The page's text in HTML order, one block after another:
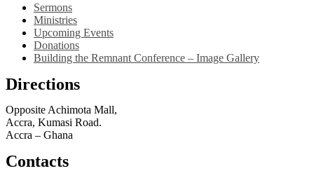
Sermons
Ministries
Upcoming Events
Donations
Building the Remnant Conference – Image Gallery
Directions
Opposite Achimota Mall,
Accra, Kumasi Road.
Accra – Ghana
Contacts